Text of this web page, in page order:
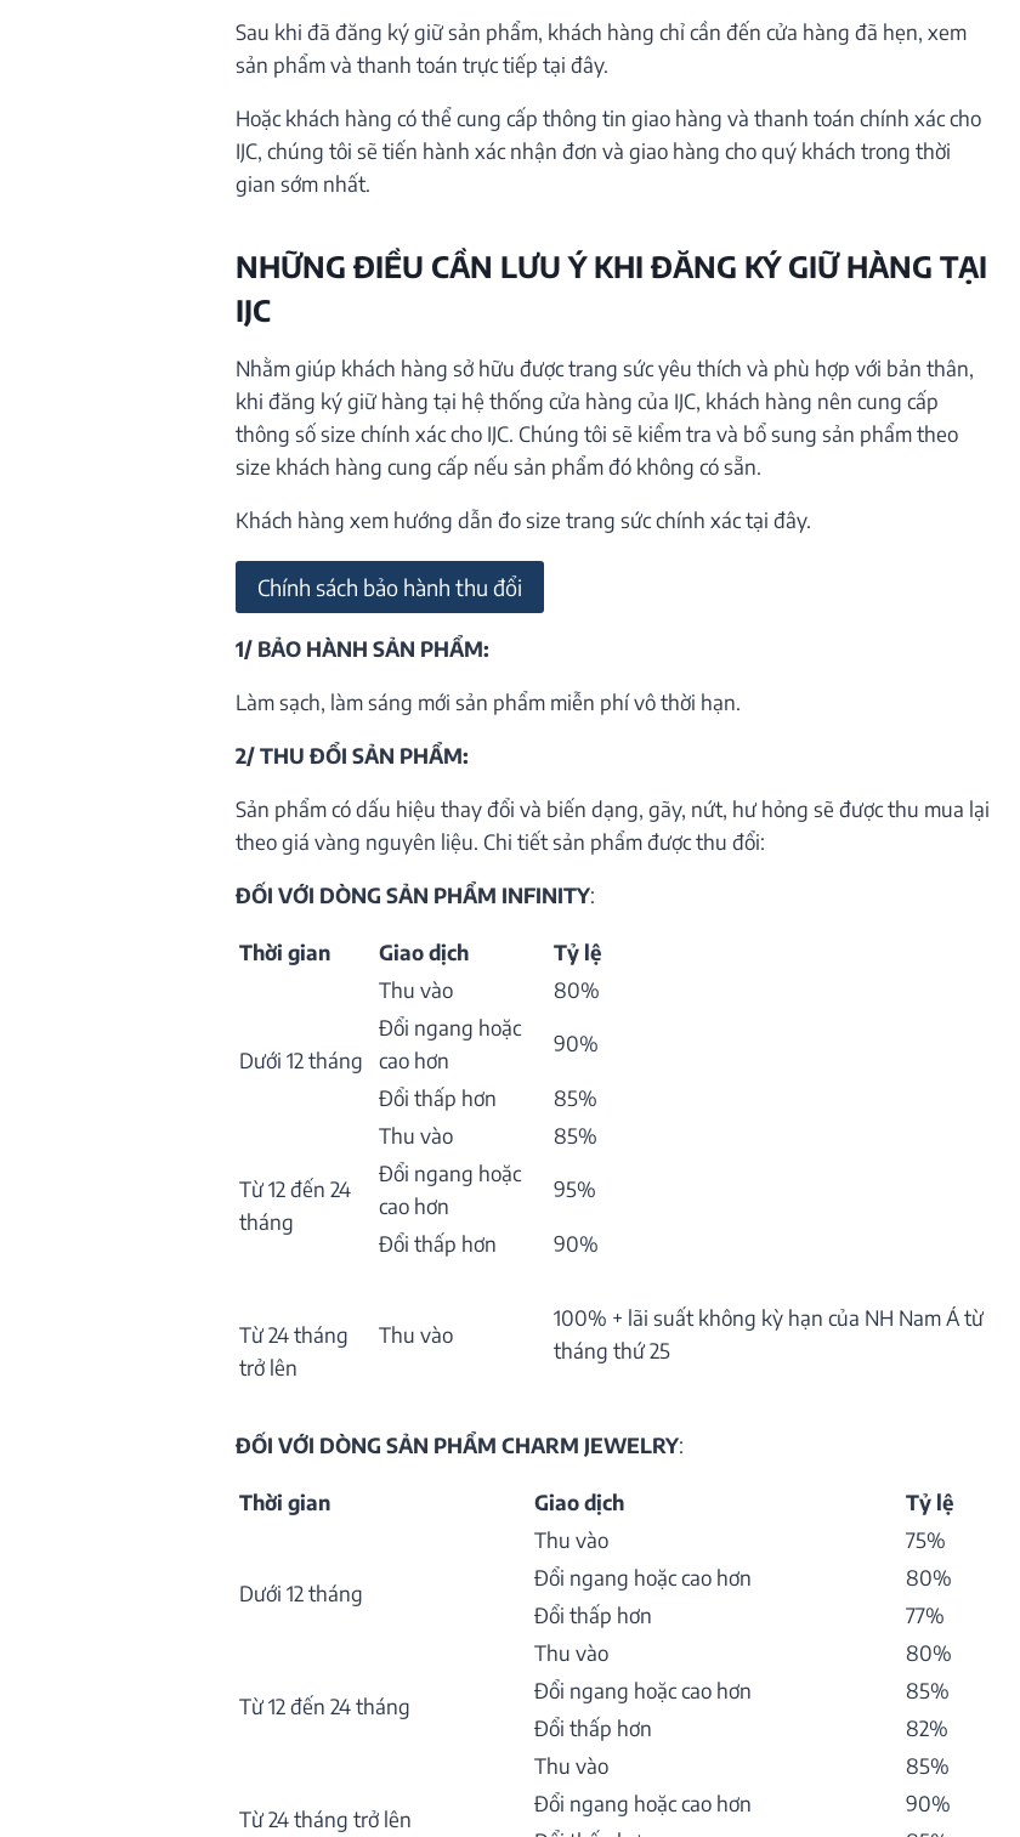
Sau khi đã đăng ký giữ sản phẩm, khách hàng chỉ cần đến cửa hàng đã hẹn, xem
sản phẩm và thanh toán trực tiếp tại đây.
Hoặc khách hàng có thể cung cấp thông tin giao hàng và thanh toán chính xác cho
IJC, chúng tôi sẽ tiến hành xác nhận đơn và giao hàng cho quý khách trong thời
gian sớm nhất.
NHỮNG ĐIỀU CẦN LƯU Ý KHI ĐĂNG KÝ GIỮ HÀNG TẠI
IJC
Nhằm giúp khách hàng sở hữu được trang sức yêu thích và phù hợp với bản thân,
khi đăng ký giữ hàng tại hệ thống cửa hàng của IJC, khách hàng nên cung cấp
thông số size chính xác cho IJC. Chúng tôi sẽ kiểm tra và bổ sung sản phẩm theo
size khách hàng cung cấp nếu sản phẩm đó không có sẵn.
Khách hàng xem hướng dẫn đo size trang sức chính xác tại đây.
Chính sách bảo hành thu đổi
1/ BẢO HÀNH SẢN PHẨM:
Làm sạch, làm sáng mới sản phẩm miễn phí vô thời hạn.
2/ THU ĐỔI SẢN PHẨM:
Sản phẩm có dấu hiệu thay đổi và biến dạng, gãy, nứt, hư hỏng sẽ được thu mua lại
theo giá vàng nguyên liệu. Chi tiết sản phẩm được thu đổi:
ĐỐI VỚI DÒNG SẢN PHẨM INFINITY:
Thời gian Giao dịch Tỷ lệ
Dưới 12 tháng
Thu vào
80%
Đổi ngang hoặc
cao hơn
90%
Đổi thấp hơn 85%
Từ 12 đến 24
tháng
Thu vào
85%
Đổi ngang hoặc
cao hơn
95%
Đổi thấp hơn 90%
Từ 24 tháng
trở lên
Thu vào
100% + lãi suất không kỳ hạn của NH Nam Á từ
tháng thứ 25
ĐỐI VỚI DÒNG SẢN PHẨM CHARM JEWELRY:
Thời gian Giao dịch Tỷ lệ
Dưới 12 tháng
Thu vào
75%
Đổi ngang hoặc cao hơn
80%
Đổi thấp hơn
77%
Từ 12 đến 24 tháng
Thu vào
80%
Đổi ngang hoặc cao hơn
85%
Đổi thấp hơn
82%
Từ 24 tháng trở lên
Thu vào
85%
Đổi ngang hoặc cao hơn
90%